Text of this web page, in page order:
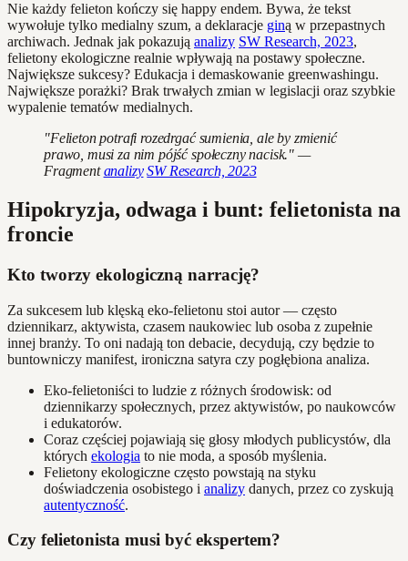
Nie każdy felieton kończy się happy endem. Bywa, że tekst
wywołuje tylko medialny szum, a deklaracje giną w przepastnych
archiwach. Jednak jak pokazują analizy SW Research, 2023,
felietony ekologiczne realnie wpływają na postawy społeczne.
Największe sukcesy? Edukacja i demaskowanie greenwashingu.
Największe porażki? Brak trwałych zmian w legislacji oraz szybkie
wypalenie tematów medialnych.
"Felieton potrafi rozedrgać sumienia, ale by zmienić
prawo, musi za nim pójść społeczny nacisk." —
Fragmentanalizy SW Research, 2023
Hipokryzja, odwaga i bunt: felietonista na
froncie
Kto tworzy ekologiczną narrację?
Za sukcesem lub klęską eko-felietonu stoi autor — często
dziennikarz, aktywista, czasem naukowiec lub osoba z zupełnie
innej branży. To oni nadają ton debacie, decydują, czy będzie to
buntowniczy manifest, ironiczna satyra czy pogłębiona analiza.
Eko-felietoniści to ludzie z różnych środowisk: od
dziennikarzy społecznych, przez aktywistów, po naukowców
i edukatorów.
Coraz częściej pojawiają się głosy młodych publicystów, dla
których ekologia to nie moda, a sposób myślenia.
Felietony ekologiczne często powstają na styku
doświadczenia osobistego i analizy danych, przez co zyskują
autentyczność.
Czy felietonista musi być ekspertem?